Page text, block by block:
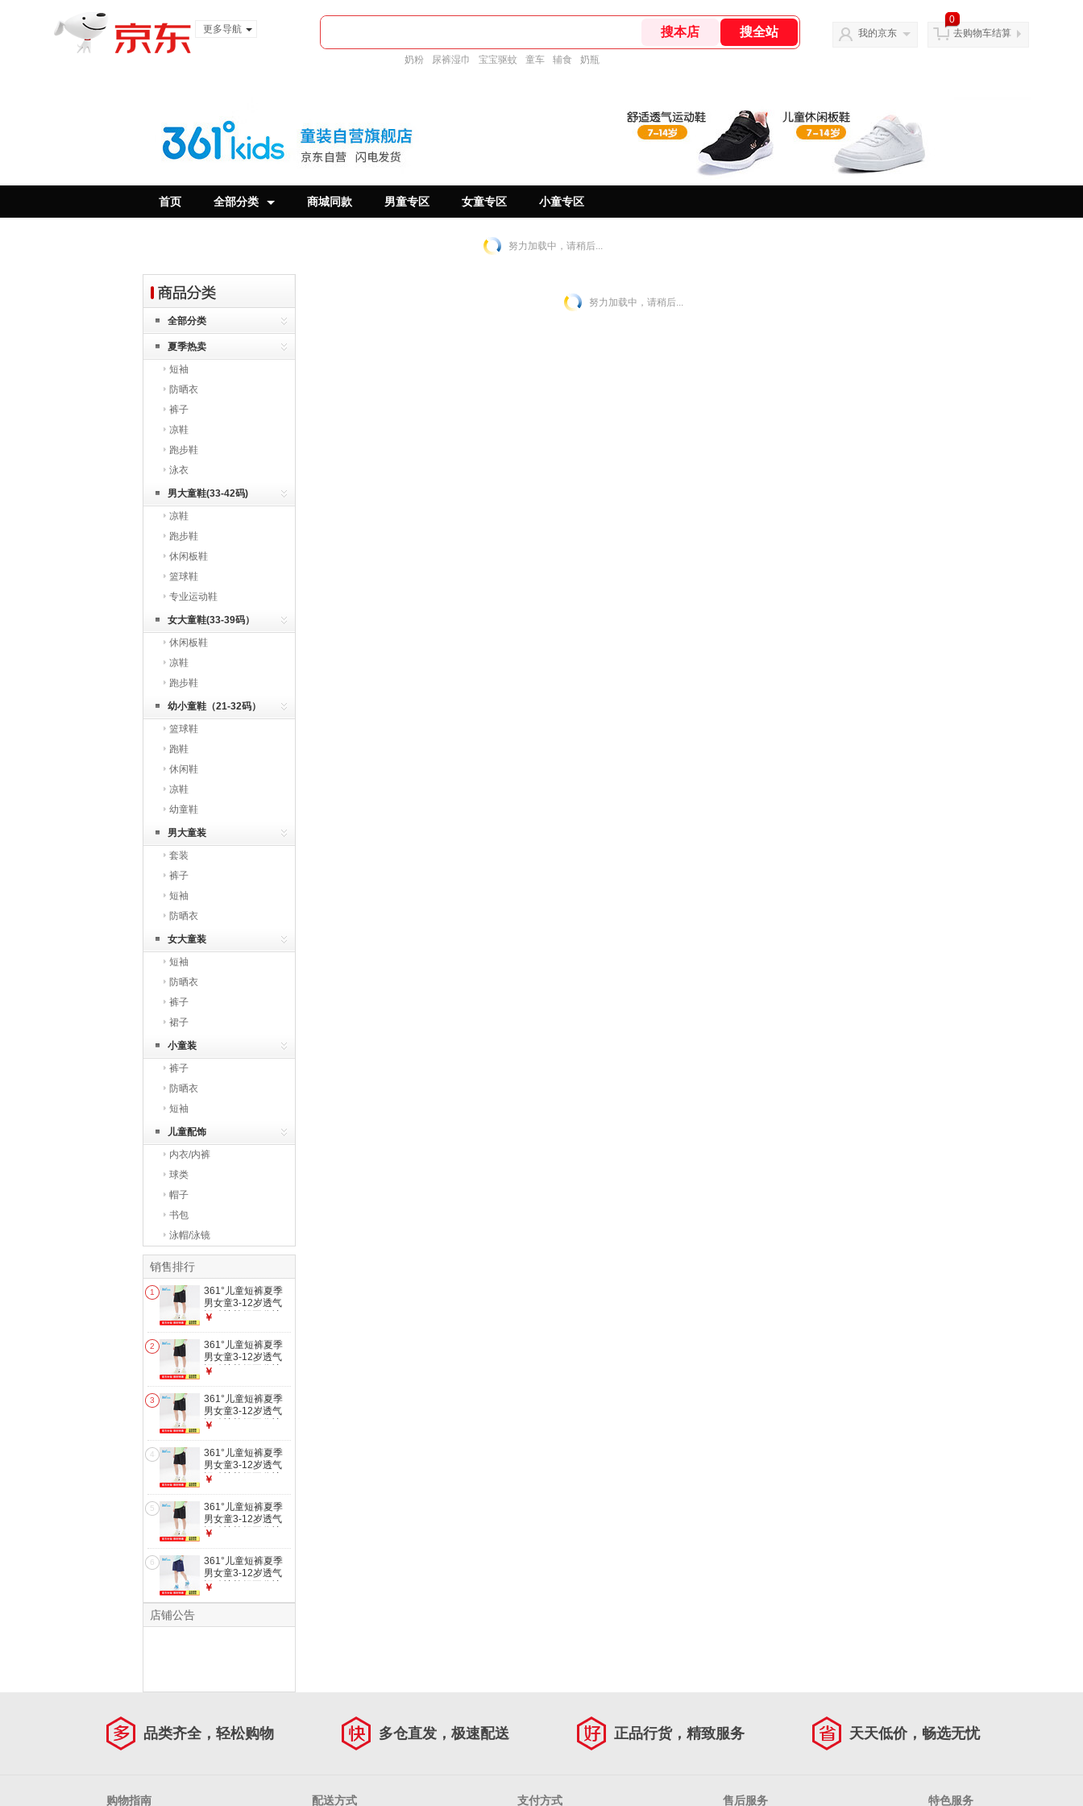
更多导航
奶粉 尿裤湿巾 宝宝驱蚊 童车 辅食 奶瓶
我的京东
0
去购物车结算
首页 全部分类 商城同款 男童专区 女童专区 小童专区
努力加载中，请稍后...
全部分类
夏季热卖
短袖
防晒衣
裤子
凉鞋
跑步鞋
泳衣
男大童鞋(33-42码)
凉鞋
跑步鞋
休闲板鞋
篮球鞋
专业运动鞋
女大童鞋(33-39码）
休闲板鞋
凉鞋
跑步鞋
幼小童鞋（21-32码）
篮球鞋
跑鞋
休闲鞋
凉鞋
幼童鞋
男大童装
套装
裤子
短袖
防晒衣
女大童装
短袖
防晒衣
裤子
裙子
小童装
裤子
防晒衣
短袖
儿童配饰
内衣/内裤
球类
帽子
书包
泳帽/泳镜
销售排行
1
361°儿童短裤夏季
男女童3-12岁透气
运动裤梭织五分裤
￥
2
361°儿童短裤夏季
男女童3-12岁透气
运动裤梭织五分裤
￥
3
361°儿童短裤夏季
男女童3-12岁透气
运动裤梭织五分裤
￥
4
361°儿童短裤夏季
男女童3-12岁透气
运动裤梭织五分裤
￥
5
361°儿童短裤夏季
男女童3-12岁透气
运动裤梭织五分裤
￥
6
361°儿童短裤夏季
男女童3-12岁透气
运动裤梭织五分裤
￥
店铺公告
努力加载中，请稍后...
品类齐全，轻松购物 多仓直发，极速配送 正品行货，精致服务 天天低价，畅选无忧
购物指南 配送方式 支付方式 售后服务 特色服务